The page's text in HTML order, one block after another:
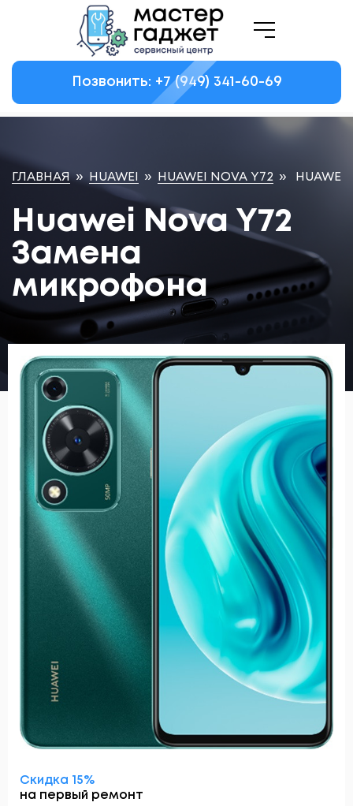
Позвонить: +7(949) 341-60-69
ГЛАВНАЯ » HUAWEI » HUAWEI NOVA Y72 »
Huawei Nova Y72
Замена
микрофона
Скидка 15%
на первый ремонт